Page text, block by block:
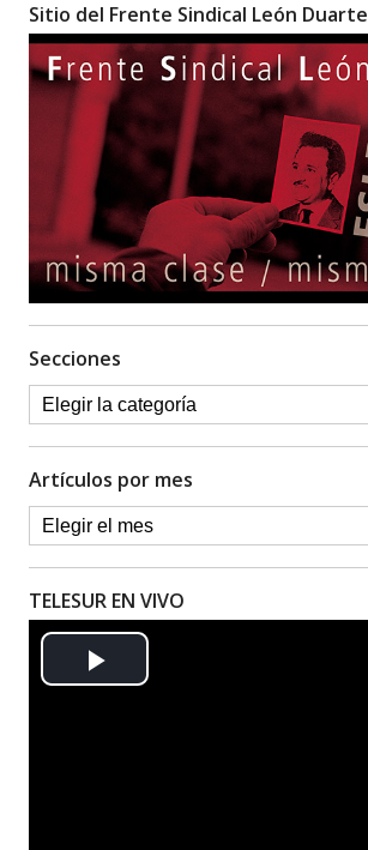
Sitio del Frente Sindical León Duarte
Secciones
Artículos por mes
TELESUR EN VIVO